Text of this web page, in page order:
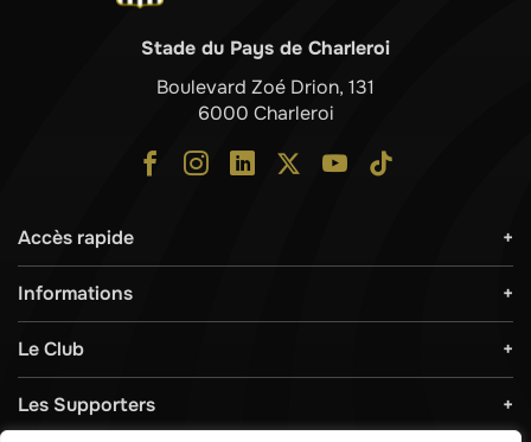
Stade du Pays de Charleroi
Boulevard Zoé Drion, 131
6000 Charleroi
Accès rapide
Informations
Le Club
Les Supporters